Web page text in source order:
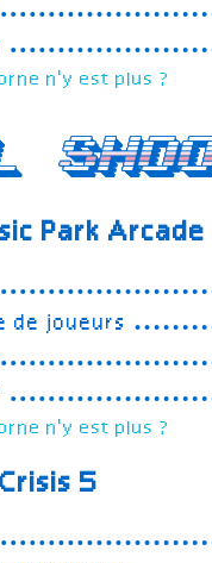
n'y est plus ?
Park Arcade
de joueurs
n'y est plus ?
5